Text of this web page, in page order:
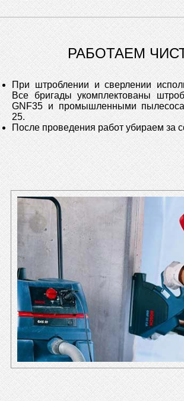
РАБОТАЕМ
При штроблении и сверлении
Все бригады укомплектованы
GNF35 и промышленными
25.
После проведения работ убираем за